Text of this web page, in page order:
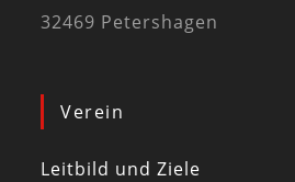
32469 Petershagen
Verein
Leitbild und Ziele